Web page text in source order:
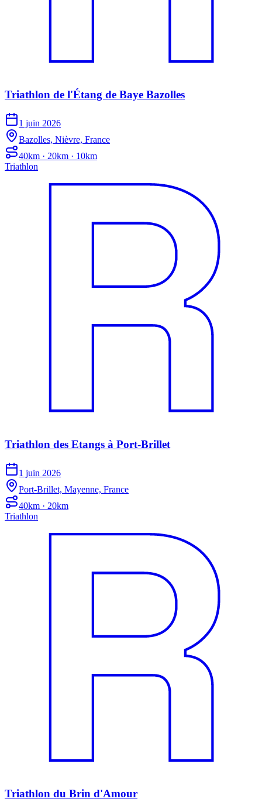
Triathlon de l'Étang de Baye Bazolles
1 juin 2026
Bazolles, Nièvre, France
40km · 20km · 10km
Triathlon
Triathlon des Etangs à Port-Brillet
1 juin 2026
Port-Brillet, Mayenne, France
40km · 20km
Triathlon
Triathlon du Brin d'Amour